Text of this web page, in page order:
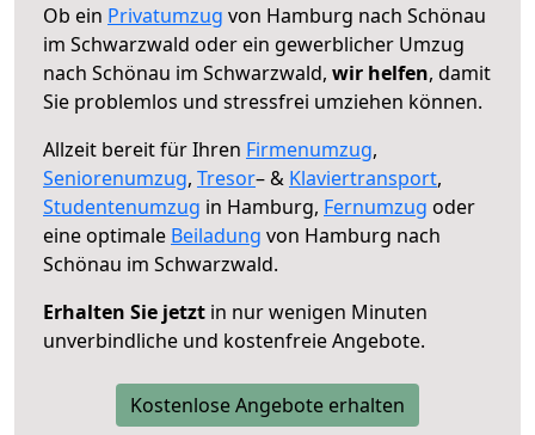
Ob ein Privatumzug von Hamburg nach Schönau
im Schwarzwald oder ein gewerblicher Umzug
nach Schönau im Schwarzwald, wir helfen, damit
Sie problemlos und stressfrei umziehen können.
Allzeit bereit für Ihren Firmenumzug,
Seniorenumzug, Tresor– & Klaviertransport,
Studentenumzug in Hamburg, Fernumzug oder
eine optimale Beiladung von Hamburg nach
Schönau im Schwarzwald.
Erhalten Sie jetzt in nur wenigen Minuten
unverbindliche und kostenfreie Angebote.
Kostenlose Angebote erhalten